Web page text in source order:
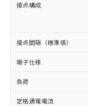
接点構成
接点間隔（標準値）
端子仕様
負荷
定格通電電流